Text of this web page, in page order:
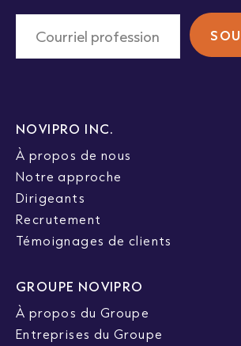
NOVIPRO INC.
À propos de nous
Notre approche
Dirigeants
Recrutement
Témoignages de clients
GROUPE NOVIPRO
À propos du Groupe
Entreprises du Groupe